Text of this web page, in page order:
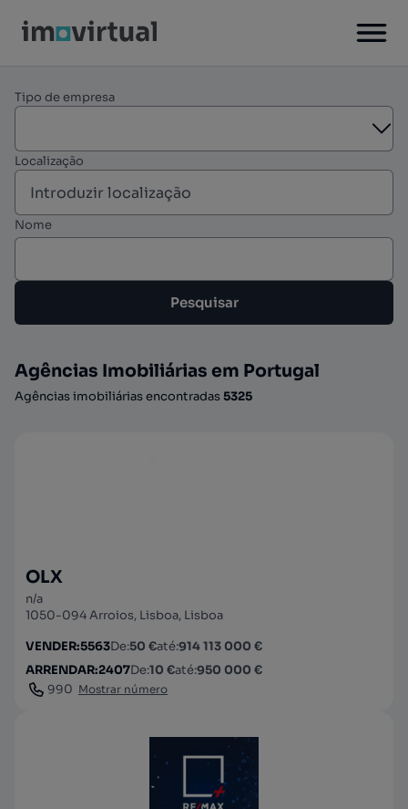
Tipo de empresa
Localização
Nome
Pesquisar
Agências Imobiliárias em Portugal
Agências imobiliárias encontradas5325
OLX
n/a
1050-094 Arroios, Lisboa, Lisboa
VENDER:5563De:50 €até:914 113 000 €
ARRENDAR:2407De:10 €até:950 000 €
990 Mostrar número